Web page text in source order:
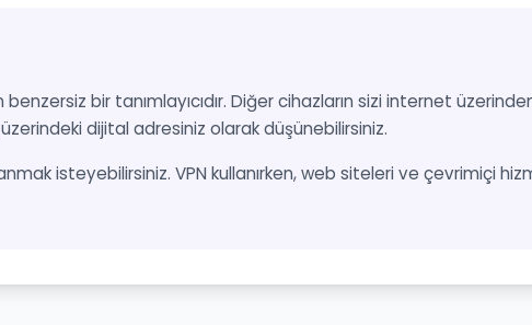
bir tanımlayıcıdır. Diğer cihazların sizi internet
dijital adresiniz olarak düşünebilirsiniz.
isteyebilirsiniz. VPN kullanırken, web siteleri ve çevrimiçi